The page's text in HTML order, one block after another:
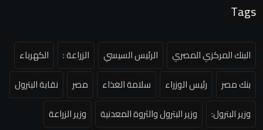
Tags
البنك المركزي المصري الرئيس السيسي الزراعة :
الكهرباء
بنك مصر
رئيس الوزراء سلامة الغذاء مصر
نقابة البترول
وزير البترول:
وزير البترول والثروة المعدنية
وزير الزراعة